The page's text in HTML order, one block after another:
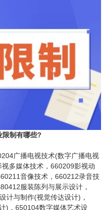
限制有哪些?
广播电视技术(数字广播电视
多媒体技术，660209影视动
音像技术，660212录音技
服装陈列与展示设计，
计与制作(视觉传达设计)，
)，650104数字媒体艺术设